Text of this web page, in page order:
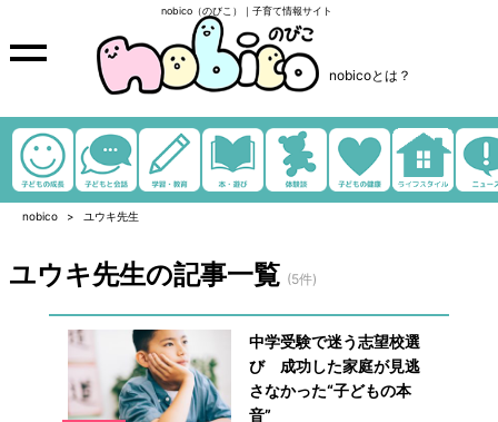
nobico（のびこ）｜子育て情報サイト
nobicoとは？
nobico ユウキ先生
ユウキ先生の記事一覧 (5件)
中学受験で迷う志望校選
び 成功した家庭が見逃
さなかった“子どもの本
音”